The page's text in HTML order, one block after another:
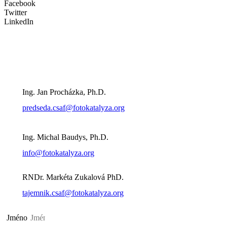
Facebook
Twitter
LinkedIn
Ing. Jan Procházka, Ph.D.
predseda.csaf@fotokatalyza.org
Ing. Michal Baudys, Ph.D.
info@fotokatalyza.org
RNDr. Markéta Zukalová PhD.
tajemnik.csaf@fotokatalyza.org
Jméno